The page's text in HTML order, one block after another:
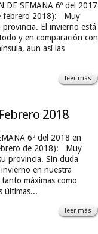
DE SEMANA 6º del 2017
febrero 2018): Muy
provincia. El invierno está
y en comparación con
aun así las
leer más
2018
6ª del 2018 en
de 2018): Muy
provincia. Sin duda
en nuestra
máximas como
últimas...
leer más